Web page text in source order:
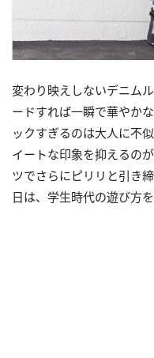
変わり映えしないデニム
ードすれば一瞬で華やか
ックすぎるのは大人に不
イートな印象を抑えるの
ツでさらにピリリと引き
日は、学生時代の遊び方を